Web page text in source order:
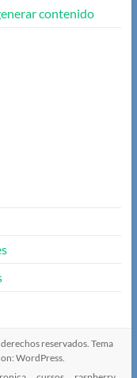
contenido
reservados. Tema
WordPress.